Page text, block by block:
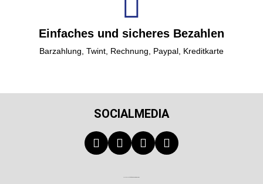
Einfaches und sicheres Bezahlen
Barzahlung, Twint, Rechnung, Paypal, Kreditkarte
SOCIALMEDIA